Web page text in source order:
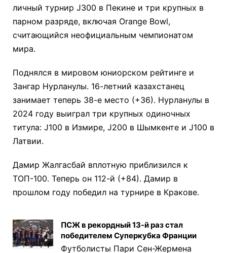
личный турнир J300 в Пекине и три крупных в
парном разряде, включая Orange Bowl,
считающийся неофициальным чемпионатом
мира.
Поднялся в мировом юниорском рейтинге и
Зангар Нурланулы. 16-летний казахстанец
занимает теперь 38-е место (+36). Нурланулы в
2024 году выиграл три крупных одиночных
титула: J100 в Измире, J200 в Шымкенте и J100 в
Латвии.
​Дамир Жалгасбай вплотную приблизился к
ТОП-100. Теперь он 112-й (+84). Дамир в
прошлом году победил на турнире в Кракове.
ПСЖ в рекордный 13-й раз стал
победителем Суперкубка Франции
Футболисты Пари Сен-Жермена